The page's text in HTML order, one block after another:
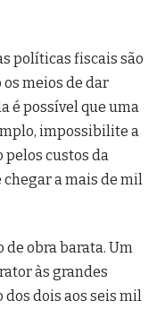
políticas fiscais são
meios de dar
é possível que uma
impossibilite a
pelos custos da
a mais de mil
obra barata. Um
às grandes
dos dois aos seis mil